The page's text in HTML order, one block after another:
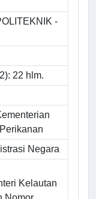
-
22 hlm.
Negara
Kelautan